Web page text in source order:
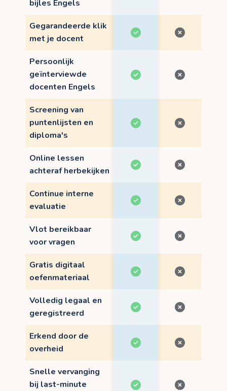
bijles Engels
Gegarandeerde klik
met je docent
Persoonlijk
geïnterviewde
docenten Engels
Screening van
puntenlijsten en
diploma's
Online lessen
achteraf herbekijken
Continue interne
evaluatie
Vlot bereikbaar
voor vragen
Gratis digitaal
oefenmateriaal
Volledig legaal en
geregistreerd
Erkend door de
overheid
Snelle vervanging
bij last-minute